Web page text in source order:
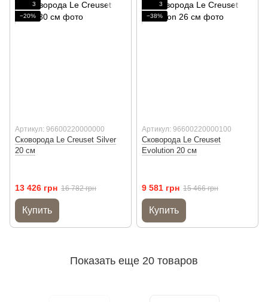
3
−20%
Артикул: 96600220000000
Сковорода Le Creuset Silver
20 см
13 426 грн 16 782 грн
Купить
3
−38%
Артикул: 96600220000100
Сковорода Le Creuset
Evolution 20 см
9 581 грн 15 466 грн
Купить
Показать еще 20 товаров